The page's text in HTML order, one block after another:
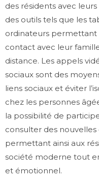
des résidents avec
des outils tels que les
ordinateurs permettant
contact avec leur
distance. Les appels
sociaux sont des
liens sociaux et éviter
chez les personnes
la possibilité de
consulter des
permettant ainsi aux
société moderne tout
et émotionnel.